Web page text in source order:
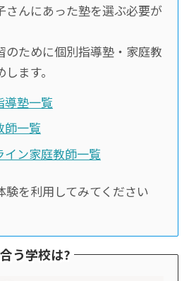
さんにあった塾を選ぶ必要が
のために個別指導塾・家庭教
ます。
導塾一覧
師一覧
イン家庭教師一覧
験を利用してみてください
う学校は?